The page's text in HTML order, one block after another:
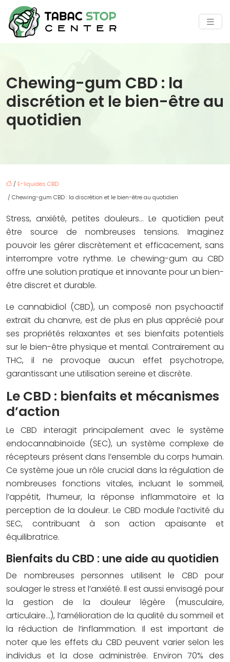
Chewing-gum CBD : la
discrétion et le bien-être au
quotidien
/ E-liquides CBD
/ Chewing-gum CBD : la discrétion et le bien-être au quotidien
Stress, anxiété, petites douleurs… Le quotidien peut
être source de nombreuses tensions. Imaginez
pouvoir les gérer discrètement et efficacement, sans
interrompre votre rythme. Le chewing-gum au CBD
offre une solution pratique et innovante pour un bien-
être discret et durable.
Le cannabidiol (CBD), un composé non psychoactif
extrait du chanvre, est de plus en plus apprécié pour
ses propriétés relaxantes et ses bienfaits potentiels
sur le bien-être physique et mental. Contrairement au
THC, il ne provoque aucun effet psychotrope,
garantissant une utilisation sereine et discrète.
Le CBD : bienfaits et mécanismes
d’action
Le CBD interagit principalement avec le système
endocannabinoïde (SEC), un système complexe de
récepteurs présent dans l’ensemble du corps humain.
Ce système joue un rôle crucial dans la régulation de
nombreuses fonctions vitales, incluant le sommeil,
l’appétit, l’humeur, la réponse inflammatoire et la
perception de la douleur. Le CBD module l’activité du
SEC, contribuant à son action apaisante et
équilibratrice.
Bienfaits du CBD : une aide au quotidien
De nombreuses personnes utilisent le CBD pour
soulager le stress et l’anxiété. Il est aussi envisagé pour
la gestion de la douleur légère (musculaire,
articulaire…), l’amélioration de la qualité du sommeil et
la réduction de l’inflammation. Il est important de
noter que les effets du CBD peuvent varier selon les
individus et la dose administrée. Environ 70% des